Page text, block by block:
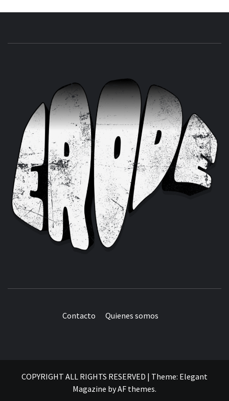
Contacto Quienes somos
COPYRIGHT ALL RIGHTS RESERVED | Theme: Elegant
Magazine byAF themes.